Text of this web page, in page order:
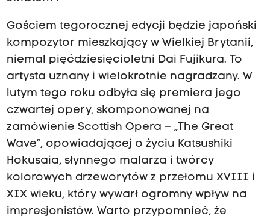
Gościem tegorocznej edycji będzie japoński
kompozytor mieszkający w Wielkiej Brytanii,
niemal pięćdziesięcioletni Dai Fujikura. To
artysta uznany i wielokrotnie nagradzany. W
lutym tego roku odbyła się premiera jego
czwartej opery, skomponowanej na
zamówienie Scottish Opera – „The Great
Wave”, opowiadającej o życiu Katsushiki
Hokusaia, słynnego malarza i twórcy
kolorowych drzeworytów z przełomu XVIII i
XIX wieku, który wywarł ogromny wpływ na
impresjonistów. Warto przypomnieć, że